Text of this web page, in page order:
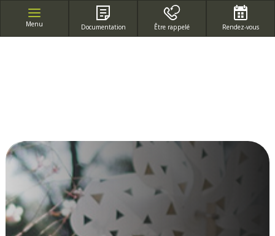
Menu Documentation Être rappelé Rendez-vous
APPEL GRATUIT DEPUIS UN POSTE FIXE